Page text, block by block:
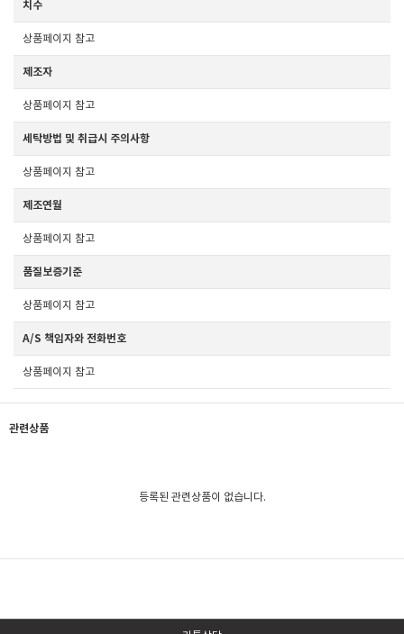
치수
상품페이지 참고
제조자
상품페이지 참고
세탁방법 및 취급시 주의사항
상품페이지 참고
제조연월
상품페이지 참고
품질보증기준
상품페이지 참고
A/S 책임자와 전화번호
상품페이지 참고
관련상품
등록된 관련상품이 없습니다.